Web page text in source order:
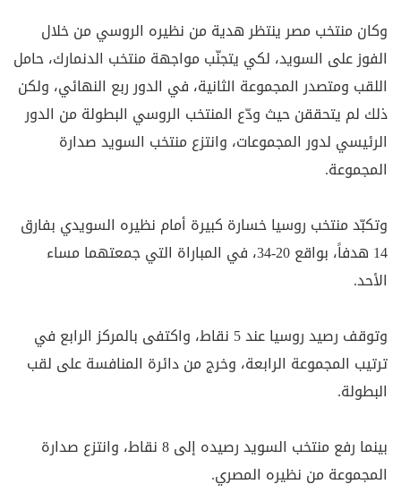
وكان منتخب مصر ينتظر هدية من نظيره الروسي من خلال
الفوز على السويد، لكي يتجنّب مواجهة منتخب الدنمارك، حامل
اللقب ومتصدر المجموعة الثانية، في الدور ربع النهائي، ولكن
ذلك لم يتحققن حيث ودّع المنتخب الروسي البطولة من الدور
الرئيسي لدور المجموعات، وانتزع منتخب السويد صدارة
المجموعة.
وتكبّد منتخب روسيا خسارة كبيرة أمام نظيره السويدي بفارق
14 هدفاً، بواقع 20-34، في المباراة التي جمعتهما مساء
الأحد.
وتوقف رصيد روسيا عند 5 نقاط، واكتفى بالمركز الرابع في
ترتيب المجموعة الرابعة، وخرج من دائرة المنافسة على لقب
البطولة.
بينما رفع منتخب السويد رصيده إلى 8 نقاط، وانتزع صدارة
المجموعة من نظيره المصري.